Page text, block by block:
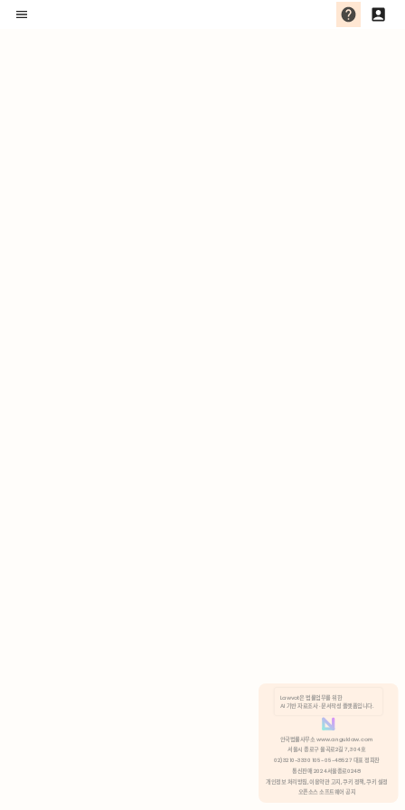
분석 쿠키 허용
Lawvot은 법률업무를 위한
AI 기반 자료조사 · 문서작성 플랫폼입니다.
안국법률사무소 www.anguklaw.com
서울시 종로구 율곡로2길 7, 304호
02)3210-3330 105-05-48527 대표 정희찬
통신판매 2024서울종로0248
개인정보 처리방침, 이용약관 고지, 쿠키 정책, 쿠키 설정
오픈소스 소프트웨어 공지